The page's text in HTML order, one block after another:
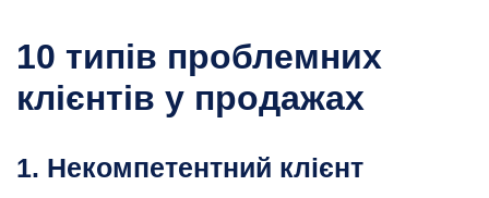
10 типів проблемних
клієнтів у продажах
1. Некомпетентний клієнт